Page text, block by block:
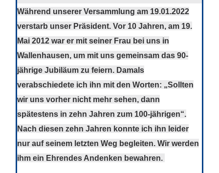
Während unserer Versammlung am 19.01.2022
verstarb unser Präsident. Vor 10 Jahren, am 19.
Mai 2012 war er mit seiner Frau bei uns in
Wallenhausen, um mit uns gemeinsam das 90-
jährige Jubiläum zu feiern. Damals
verabschiedete ich ihn mit den Worten: „Sollten
wir uns vorher nicht mehr sehen, dann
spätestens in zehn Jahren zum 100-jährigen“.
Nach diesen zehn Jahren konnte ich ihn leider
nur auf seinem letzten Weg begleiten. Wir werden
ihm ein Ehrendes Andenken bewahren.